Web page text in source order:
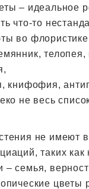
– идеальное
что-то
во
книфофия,
не весь
не имеют
таких как
семья,
цветы